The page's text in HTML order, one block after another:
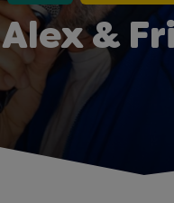
Alex &